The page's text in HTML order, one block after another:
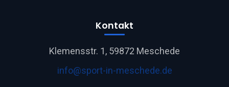
Kontakt
Klemensstr. 1, 59872 Meschede
info@sport-in-meschede.de